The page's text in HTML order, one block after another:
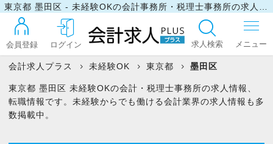
会員登録 ログイン 求人検索
ログイン
会計求人プラス 未経験OK 東京都 墨田区
東京都 墨田区 未経験OKの会計・税理士事務所の求人情報、
転職情報です。未経験からでも働ける会計業界の求人情報も多
数掲載中。